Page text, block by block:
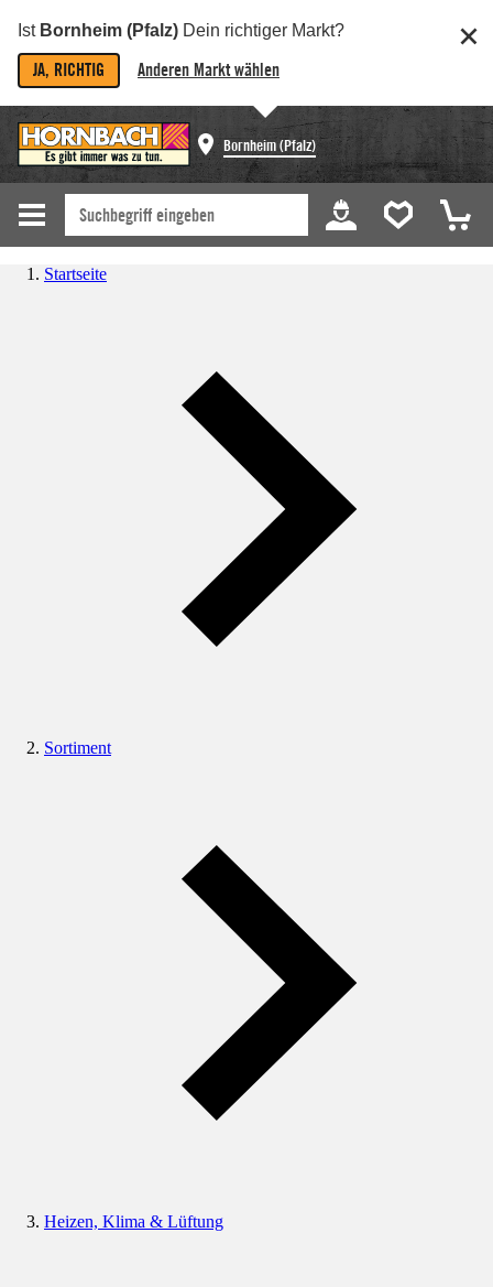
Ist Bornheim (Pfalz) Dein richtiger Markt?
JA, RICHTIG Anderen Markt wählen
Bornheim (Pfalz)
Startseite
Sortiment
Heizen, Klima & Lüftung